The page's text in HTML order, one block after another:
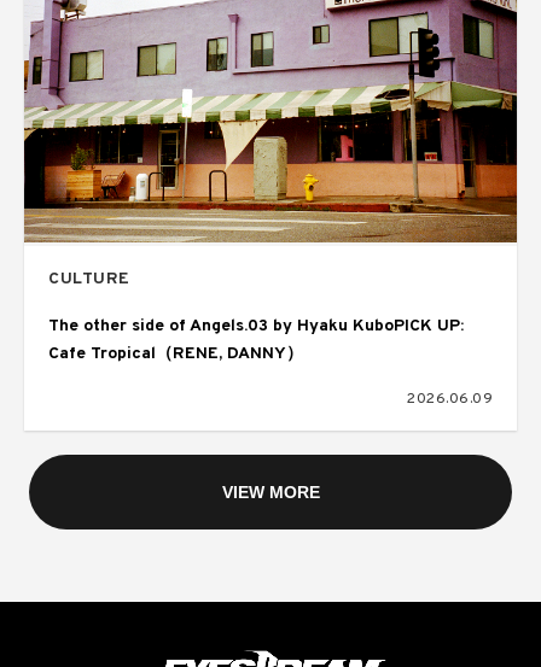
CULTURE
The other side of Angels.03 by Hyaku KuboPICK UP:
Cafe Tropical（RENE, DANNY）
2026.06.09
VIEW MORE